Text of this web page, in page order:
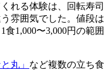
れる体験は、回転寿司
雰囲気でした。値段は
1,000〜3,000円の範囲
丸」 など複数の立ち食